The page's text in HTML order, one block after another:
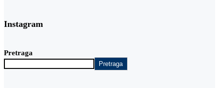
Instagram
Pretraga
Pretraga